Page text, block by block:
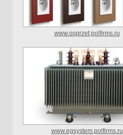
www.osprzet.polfirms.ru
www.egsystem.polfirms.ru